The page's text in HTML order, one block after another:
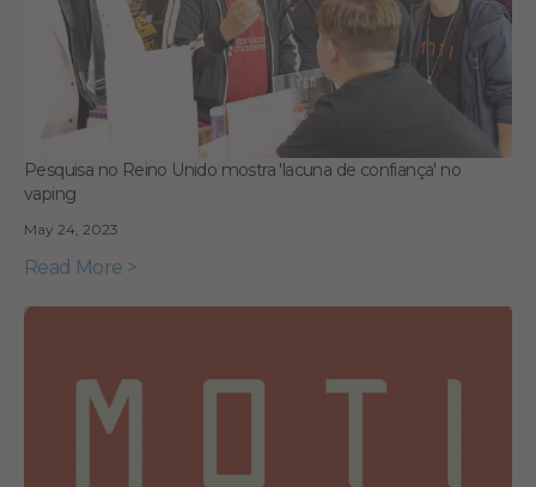
Pesquisa no Reino Unido mostra 'lacuna de confiança' no
vaping
May 24, 2023
Read More >